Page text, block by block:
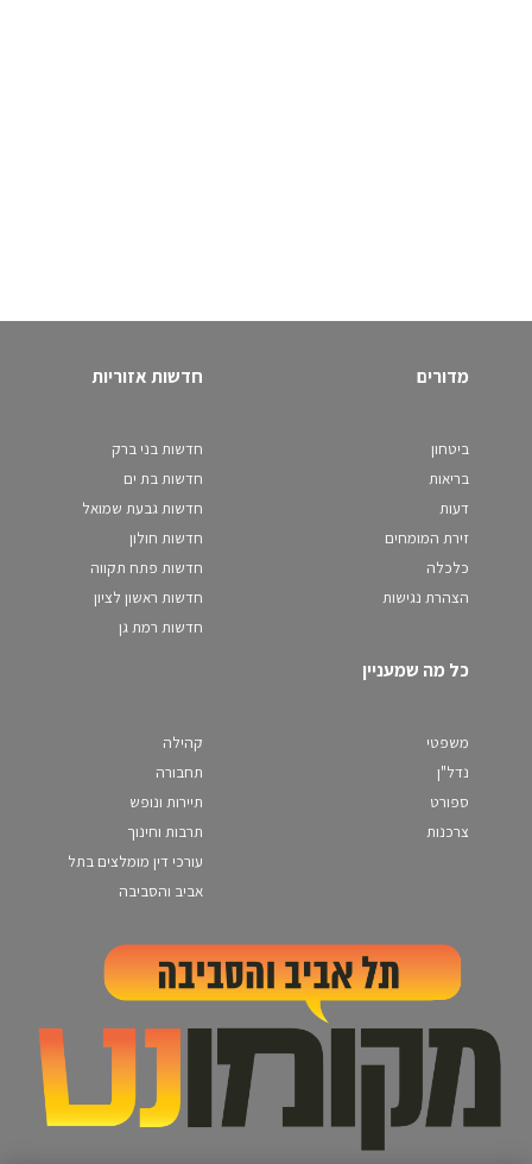
מדורים
ביטחון
בריאות
דעות
זירת המומחים
כלכלה
הצהרת נגישות
חדשות אזוריות
חדשות בני ברק
חדשות בת ים
חדשות גבעת שמואל
חדשות חולון
חדשות פתח תקווה
חדשות ראשון לציון
חדשות רמת גן
כל מה שמעניין
משפטי
נדל"ן
ספורט
צרכנות
קהילה
תחבורה
תיירות ונופש
תרבות וחינוך
עורכי דין מומלצים בתל
אביב והסביבה